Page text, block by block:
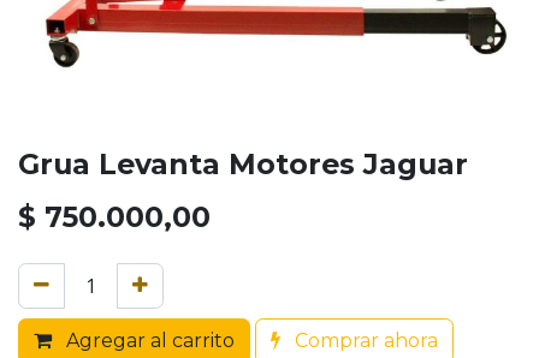
Grua Levanta Motores Jaguar
$ 750.000,00
Agregar al carrito Comprar ahora